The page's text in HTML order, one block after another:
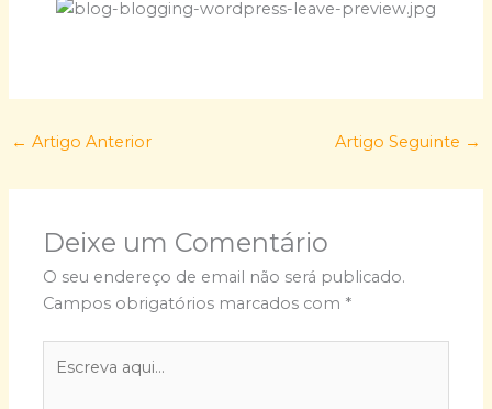
← Artigo Anterior Artigo Seguinte →
Deixe um Comentário
O seu endereço de email não será publicado.
Campos obrigatórios marcados com *
aqui...